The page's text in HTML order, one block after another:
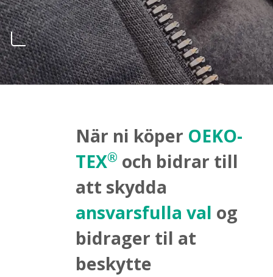
När ni köper OEKO-
TEX® och bidrar till
att skydda
ansvarsfulla val og
bidrager til at
beskytte